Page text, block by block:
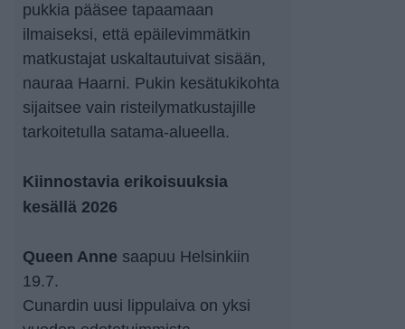
pukkia pääsee tapaamaan
ilmaiseksi, että epäilevimmätkin
matkustajat uskaltautuivat sisään,
nauraa Haarni. Pukin kesätukikohta
sijaitsee vain risteilymatkustajille
tarkoitetulla satama-alueella.
Kiinnostavia erikoisuuksia
kesällä 2026
Queen Anne saapuu Helsinkiin
19.7.
Cunardin uusi lippulaiva on yksi